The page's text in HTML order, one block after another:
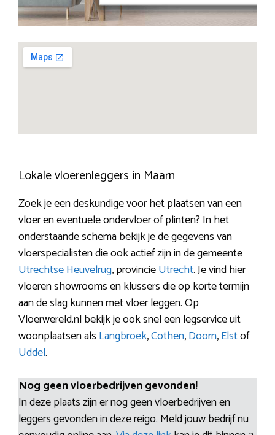
Lokale vloerenleggers in Maarn
Zoek je een deskundige voor het plaatsen van een
vloer en eventuele ondervloer of plinten? In het
onderstaande schema bekijk je de gegevens van
vloerspecialisten die ook actief zijn in de gemeente
Utrechtse Heuvelrug, provincieUtrecht. Je vind hier
vloeren showrooms en klussers die op korte termijn
aan de slag kunnen met vloer leggen. Op
Vloerwereld.nl bekijk je ook snel een legservice uit
woonplaatsen als Langbroek,Cothen,Doorn,Elstof
Uddel.
Nog geen vloerbedrijven gevonden!
In deze plaats zijn er nog geen vloerbedrijven en
leggers gevonden in deze reigo. Meld jouw bedrijf nu